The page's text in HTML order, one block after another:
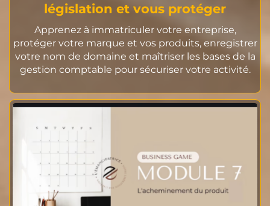
législation et vous protéger
Apprenez à immatriculer votre entreprise,
protéger votre marque et vos produits, enregistrer
votre nom de domaine et maîtriser les bases de la
gestion comptable pour sécuriser votre activité.